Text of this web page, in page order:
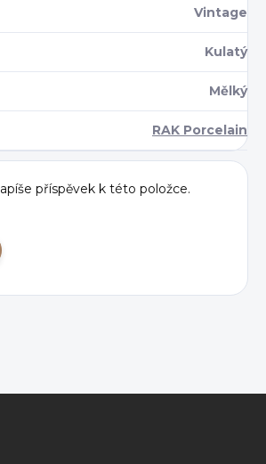
Vintage
Kulatý
Mělký
RAK Porcelain
příspěvek k této položce.